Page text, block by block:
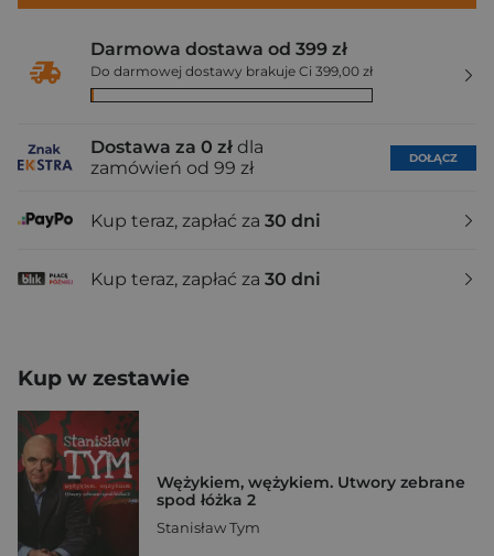
Darmowa dostawa od 399 zł
Do darmowej dostawy brakuje Ci 399,00 zł
Dostawa za 0 zł dla
zamówień od 99 zł
DOŁĄCZ
Kup teraz, zapłać za 30 dni
Kup teraz, zapłać za 30 dni
Kup w zestawie
Wężykiem, wężykiem. Utwory zebrane
spod łóżka 2
Stanisław Tym